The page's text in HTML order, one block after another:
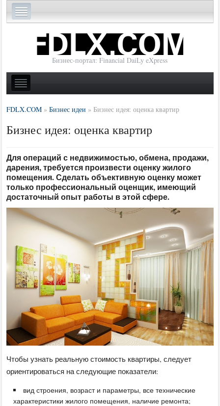
Бизнес-портал: Financial DaiLy eXpress
FDLX.COM »Бизнес идеи » Бизнес идея: оценка квартир
Бизнес идея: оценка квартир
Для операций с недвижимостью, обмена, продажи,
дарения, требуется произвести оценку жилого
помещения. Сделать объективную оценку может
только профессиональный оценщик, имеющий
достаточный опыт работы в этой сфере.
Чтобы узнать реальную стоимость квартиры, следует
ориентироваться на следующие показатели:
вид строения, возраст и параметры, все технические
характеристики жилого помещения, наличие ремонта;